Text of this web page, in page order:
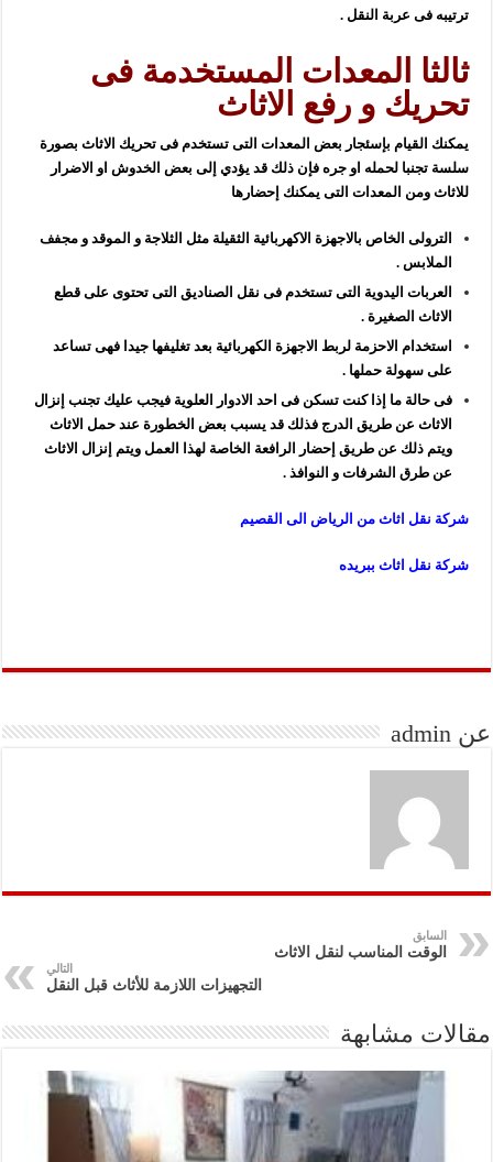
ترتيبه فى عربة النقل .
ثالثا المعدات المستخدمة فى
تحريك و رفع الاثاث
يمكنك القيام بإسئجار بعض المعدات التى تستخدم فى تحريك الاثاث بصورة
سلسة تجنبا لحمله او جره فإن ذلك قد يؤدي إلى بعض الخدوش او الاضرار
للاثاث ومن المعدات التى يمكنك إحضارها
الترولى الخاص بالاجهزة الاكهربائية الثقيلة مثل الثلاجة و الموقد و مجفف
الملابس .
العربات اليدوية التى تستخدم فى نقل الصناديق التى تحتوى على قطع
الاثاث الصغيرة .
استخدام الاحزمة لربط الاجهزة الكهربائية بعد تغليفها جيدا فهى تساعد
على سهولة حملها .
فى حالة ما إذا كنت تسكن فى احد الادوار العلوية فيجب عليك تجنب إنزال
الاثاث عن طريق الدرج فذلك قد يسبب بعض الخطورة عند حمل الاثاث
ويتم ذلك عن طريق إحضار الرافعة الخاصة لهذا العمل ويتم إنزال الاثاث
عن طرق الشرفات و النوافذ .
شركة نقل اثاث من الرياض الى القصيم
شركة نقل اثاث ببريده
عن admin
السابق
الوقت المناسب لنقل الاثاث
التالي
التجهيزات اللازمة للأثاث قبل النقل
مقالات مشابهة